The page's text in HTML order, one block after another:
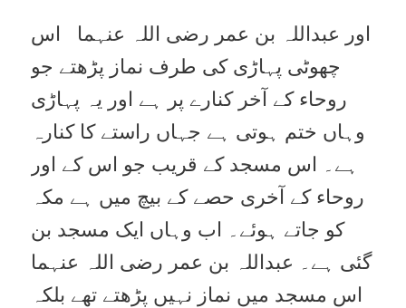
اور عبداللہ بن عمر رضی اللہ عنہما اس
چھوٹی پہاڑی کی طرف نماز پڑھتے جو
روحاء کے آخر کنارے پر ہے اور یہ پہاڑی
وہاں ختم ہوتی ہے جہاں راستے کا کنارہ
ہے۔ اس مسجد کے قریب جو اس کے اور
روحاء کے آخری حصے کے بیچ میں ہے مکہ
کو جاتے ہوئے۔ اب وہاں ایک مسجد بن
گئی ہے۔ عبداللہ بن عمر رضی اللہ عنہما
اس مسجد میں نماز نہیں پڑھتے تھے بلکہ